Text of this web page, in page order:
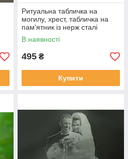
Ритуальна табличка на
могилу, хрест, табличка на
пам'ятник із нерж сталі
В наявності
495 ₴
Купити